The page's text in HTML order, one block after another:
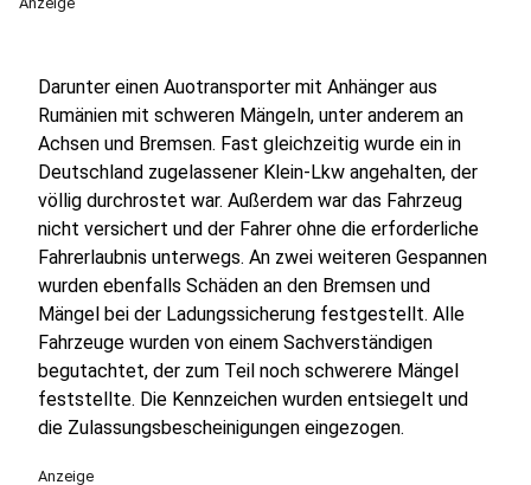
Darunter einen Auotransporter mit Anhänger aus
Rumänien mit schweren Mängeln, unter anderem an
Achsen und Bremsen. Fast gleichzeitig wurde ein in
Deutschland zugelassener Klein-Lkw angehalten, der
völlig durchrostet war. Außerdem war das Fahrzeug
nicht versichert und der Fahrer ohne die erforderliche
Fahrerlaubnis unterwegs. An zwei weiteren Gespannen
wurden ebenfalls Schäden an den Bremsen und
Mängel bei der Ladungssicherung festgestellt. Alle
Fahrzeuge wurden von einem Sachverständigen
begutachtet, der zum Teil noch schwerere Mängel
feststellte. Die Kennzeichen wurden entsiegelt und
die Zulassungsbescheinigungen eingezogen.
Anzeige